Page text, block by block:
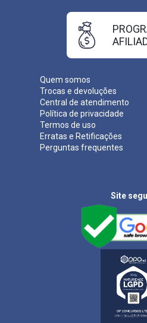
Quem somos
Trocas e devoluções
Central de atendimento
Política de privacidade
Termos de uso
Erratas e Retificações
Perguntas frequentes
Site